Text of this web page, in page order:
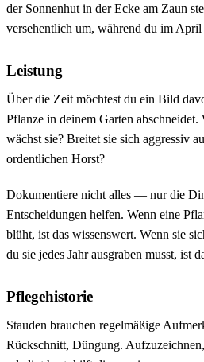
der Sonnenhut in der Ecke am Zaun
versehentlich um, während du im April
Leistung
Über die Zeit möchtest du ein Bild
Pflanze in deinem Garten
wächst sie? Breitet sie sich aggressiv
ordentlichen Horst?
Dokumentiere nicht alles — nur die
Entscheidungen helfen. Wenn eine
blüht, ist das wissenswert. Wenn sie
du sie jedes Jahr ausgraben musst, ist
Pflegehistorie
Stauden brauchen regelmäßige
Rückschnitt, Düngung.